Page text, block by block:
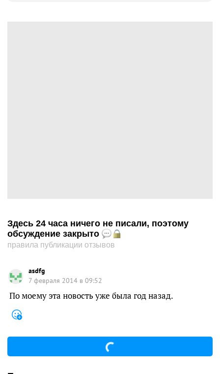
Здесь 24 часа ничего не писали, поэтому
обсуждение закрыто
правила публикации отзывов
asdfg
7 февраля 2014 в 09:52
По моему эта новость уже была год назад.